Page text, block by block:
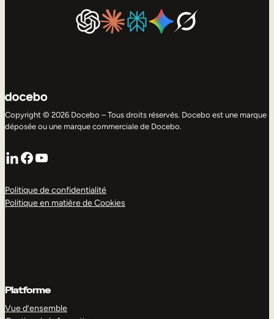
Copyright © 2026 Docebo – Tous droits réservés. Docebo est une marque
déposée ou une marque commerciale de Docebo.
LinkedIn
Facebook
YouTube
Politique de confidentialité
Politique en matière de Cookies
Platforme
Vue d’ensemble